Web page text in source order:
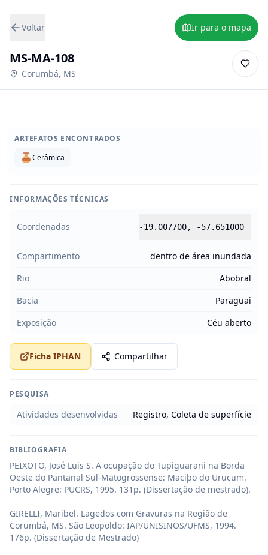
Voltar Ir para o mapa
MS-MA-108
Corumbá, MS
ARTEFATOS ENCONTRADOS
Cerâmica
INFORMAÇÕES TÉCNICAS
Coordenadas -19.007700, -57.651000
Compartimento
dentro de área inundada
Rio
Abobral
Bacia
Paraguai
Exposição
Céu aberto
Ficha IPHAN Compartilhar
PESQUISA
Atividades desenvolvidas Registro, Coleta de superfície
BIBLIOGRAFIA
PEIXOTO, José Luis S. A ocupação do Tupiguarani na Borda
Oeste do Pantanal Sul-Matogrossense: Maciþo do Urucum.
Porto Alegre: PUCRS, 1995. 131p. (Dissertação de mestrado).
GIRELLI, Maribel. Lagedos com Gravuras na Região de
Corumbá, MS. São Leopoldo: IAP/UNISINOS/UFMS, 1994.
176p. (Dissertação de Mestrado)